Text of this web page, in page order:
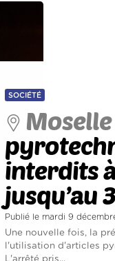
SOCIÉTÉ
Moselle
interdits
jusqu’au
Publié le mardi 9
Une nouvelle fois, la
l'utilisation d'articles